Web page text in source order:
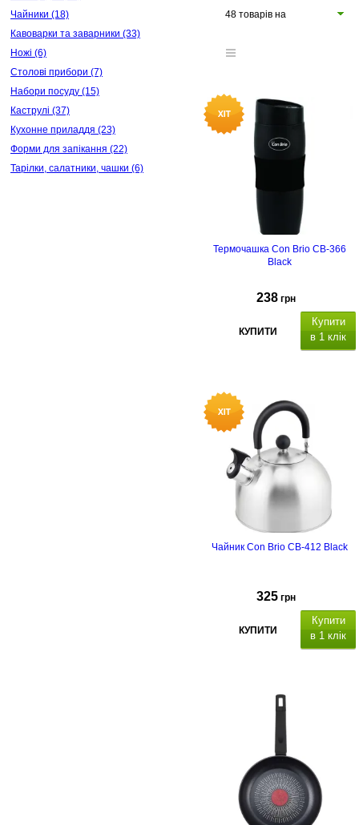
Чайники (18)
Кавоварки та заварники (33)
Ножі (6)
Столові прибори (7)
Набори посуду (15)
Каструлі (37)
Кухонне приладдя (23)
Форми для запікання (22)
Тарілки, салатники, чашки (6)
48 товарів на
Термочашка Con Brio CB-366
Black
238 грн
КУПИТИ
Купити
в 1 клік
Чайник Con Brio CB-412 Black
325 грн
КУПИТИ
Купити
в 1 клік
бакелітова
одвійне дно.